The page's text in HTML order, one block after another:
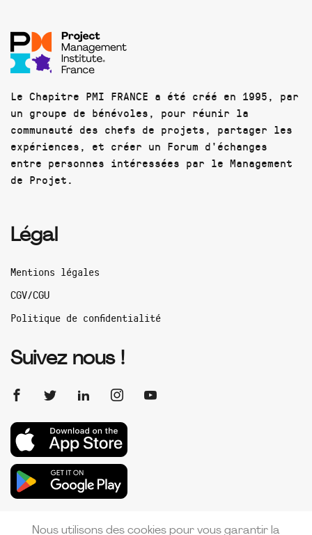
Le Chapitre PMI FRANCE a été créé en 1995, par
un groupe de bénévoles, pour réunir la
communauté des chefs de projets, partager les
expériences, et créer un Forum d'échanges
entre personnes intéressées par le Management
de Projet.
Légal
Mentions légales
CGV/CGU
Politique de confidentialité
Suivez nous !
Nous utilisons des cookies pour vous garantir la